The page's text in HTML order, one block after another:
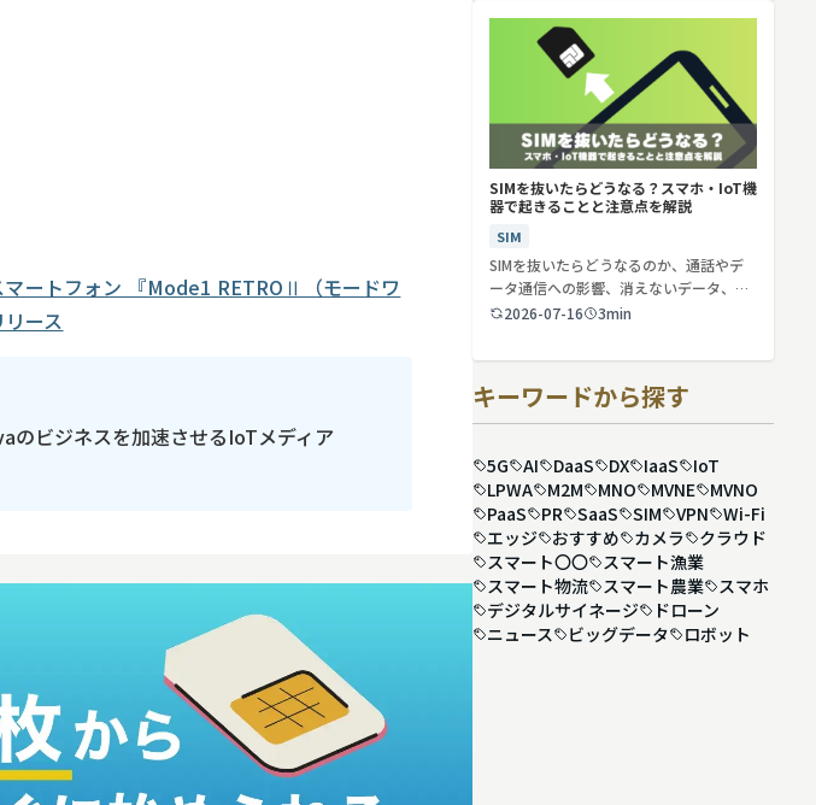
マートフォン 『Mode1 RETROⅡ（モードワ
ース
のビジネスを加速させるIoTメディア
SIMを抜いたらどうなる？スマホ・IoT機
器で起きることと注意点を解説
SIM
SIMを抜いたらどうなるのか、通話やデ
ータ通信への影響、消えないデータ、解
約や端…
2026-07-16 3min
キーワードから探す
5G AI DaaS DX IaaS
IoT
LPWA
M2M MNO MVNE
MVNO
PaaS
PR SaaS SIM VPN
Wi-Fi
エッジ
おすすめ カメラ
クラウド
スマート〇〇
スマート漁業
スマート物流
スマート農業
スマホ
デジタルサイネージ
ドローン
ニュース
ビッグデータ ロボット